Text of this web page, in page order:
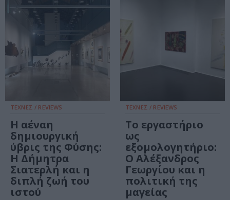
ΤΕΧΝΕΣ / REVIEWS
Η αέναη
δημιουργική
ύβρις της Φύσης:
Η Δήμητρα
Σιατερλή και η
διπλή ζωή του
ιστού
ΤΕΧΝΕΣ / REVIEWS
Το εργαστήριο
ως
εξομολογητήριο:
Ο Αλέξανδρος
Γεωργίου και η
πολιτική της
μαγείας